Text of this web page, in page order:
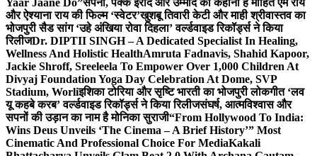
Yaar Jaane Do”सपनों, पक्के इरादे और उम्मीद की कहानी है मोहित एम राय
और ऐश्याना राय की फिल्म ‘स्वेटर’खुशबू तिवारी केटी और माही श्रीवास्तव का
भोजपुरी सैड सांग ‘उहे अंखिया रोवा दिहला’ वर्ल्डवाइड रिकॉर्ड्स ने किया
रिलीजDr. DIPTII SINGH – A Dedicated Specialist In Healing,
Wellness And Holistic HealthAmruta Fadnavis, Shahid Kapoor,
Jackie Shroff, Sreeleela To Empower Over 1,000 Children At
Divyaj Foundation Yoga Day Celebration At Dome, SVP
Stadium, Worliइशिका टोरिया और सृष्टि भारती का भोजपुरी लोकगीत ‘लव
यू कहबे करब’ वर्ल्डवाइड रिकॉर्ड्स ने किया रिलीजसंघर्ष, आत्मविश्वास और
सपनों की उड़ान का नाम है मोनिका सुराजी“From Hollywood To India:
Wins Deus Unveils ‘The Cinema – A Brief History’” Most
Cinematic And Professional Choice For MediaKakali